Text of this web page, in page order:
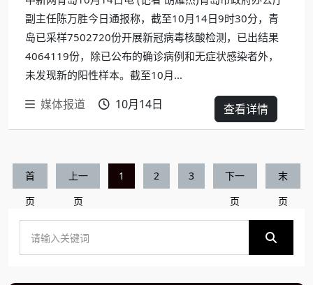
副主任陈万胜今日通报称，截至10月14日9时30分，青
岛已采样7502720份开展新冠病毒核酸检测，已出结果
4064119份，除已公布的确诊病例和无症状感染者外，
未发现新的阳性样本。截至10月...
媒体报道 10月14日 查看详情
首
页
上一
页
1 2 3
下一
页
末
页